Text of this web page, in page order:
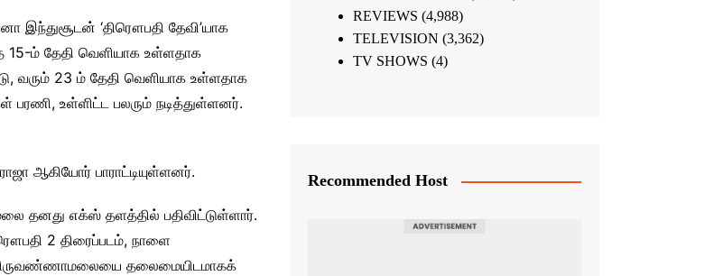
இந்துசூடன் ‘திரௌபதி தேவி’யாக
15-ம் தேதி வெளியாக உள்ளதாக
வரும் 23 ம் தேதி வெளியாக உள்ளதாக
பரணி, உள்ளிட்ட பலரும் நடித்துள்ளனர்.
ஆகியோர் பாராட்டியுள்ளனர்.
தனது எக்ஸ் தளத்தில் பதிவிட்டுள்ளார்.
2 திரைப்படம், நாளை
திருவண்ணாமலையை தலைமையிடமாகக்
REVIEWS (4,988)
TELEVISION (3,362)
TV SHOWS (4)
Recommended Host